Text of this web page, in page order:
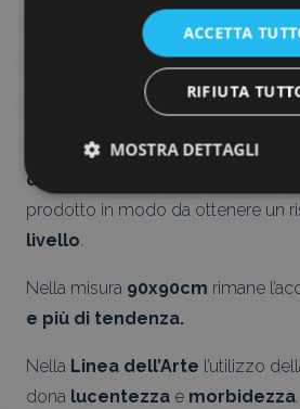
inea dell’Arteil
unico e
Viene stampato conmacchine
generazione che permettono un
del disegno
prodotto in modo da ottenere un
livello.
Nella misura 90x90cm rimane
e più di tendenza.
Nella Linea dell’Arte l’utilizzo
dona lucentezza e morbidezza.
ACCETTA
RIFIUTA
MOSTRA DETTAGLI